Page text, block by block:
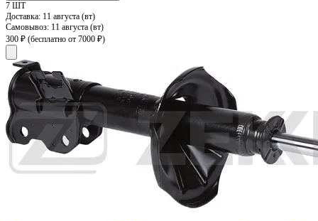
7 ШТ
Доставка: 11 августа (вт)
Самовывоз: 11 августа (вт)
300 ₽ (бесплатно от 7000 ₽)